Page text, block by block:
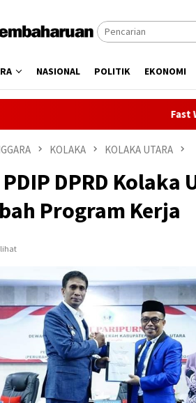
NASIONAL POLITIK EKONOMI
Fast Withdrawal
KOLAKA KOLAKA UTARA
DPRD Kolaka
Program Kerja